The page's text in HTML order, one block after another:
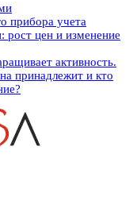
прибора учета
рост цен и изменение
активность.
принадлежит и кто